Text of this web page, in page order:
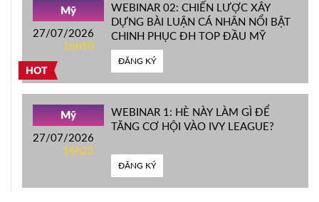
HOT
Mỹ
27/07/2026
16h10
WEBINAR 02: CHIẾN LƯỢC XÂY
DỰNG BÀI LUẬN CÁ NHÂN NỔI BẬT
CHINH PHỤC ĐH TOP ĐẦU MỸ
ĐĂNG KÝ
Mỹ
27/07/2026
16h22
WEBINAR 1: HÈ NÀY LÀM GÌ ĐỂ
TĂNG CƠ HỘI VÀO IVY LEAGUE?
ĐĂNG KÝ